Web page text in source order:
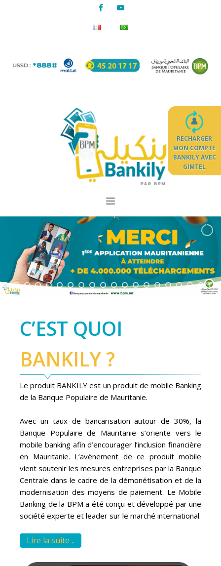
C’EST QUOI
BANKILY ?
Le produit BANKILY est un produit de mobile Banking
de la Banque Populaire de Mauritanie.
Avec un taux de bancarisation autour de 30%, la
Banque Populaire de Mauritanie s’oriente vers le
mobile banking afin d’encourager l’inclusion financière
en Mauritanie. L’avènement de ce produit mobile
vient soutenir les mesures entreprises par la Banque
Centrale dans le cadre de la démonétisation et de la
modernisation des moyens de paiement. Le Mobile
Banking de la BPM a été conçu et développé par une
société experte et leader sur le marché international.
Lire la suite ..
RECHARGER
MON COMPTE
BANKILY AVEC
GIMTEL